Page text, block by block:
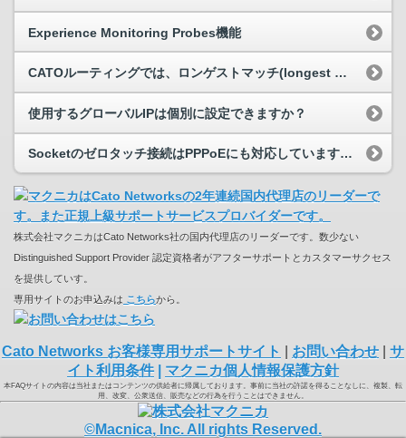
Experience Monitoring Probes機能
CATOルーティングでは、ロンゲストマッチ(longest match)は機能しますか？
使用するグローバルIPは個別に設定できますか？
Socketのゼロタッチ接続はPPPoEにも対応していますか？
株式会社マクニカはCato Networks社の国内代理店のリーダーです。数少ない
Distinguished Support Provider 認定資格者がアフターサポートとカスタマーサクセス
を提供していす。
専用サイトのお申込みは こちらから。
Cato Networks お客様専用サポートサイト お問い合わせ
サ
イト利用条件| マクニカ個人情報保護方針
本FAQサイトの内容は当社またはコンテンツの供給者に帰属しております。事前に当社の許諾を得ることなしに、複製、転
用、改変、公衆送信、販売などの行為を行うことはできません。
©Macnica, Inc. All rights Reserved.